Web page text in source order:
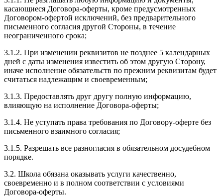
касающиеся Договора-оферты, кроме предусмотренных
Договором-офертой исключений, без предварительного
письменного согласия другой Стороны, в течение
неограниченного срока;
3.1.2. При изменении реквизитов не позднее 5 календарных
дней с даты изменения известить об этом другую Сторону,
иначе исполнение обязательств по прежним реквизитам будет
считаться надлежащим и своевременным;
3.1.3. Предоставлять друг другу полную информацию,
влияющую на исполнение Договора-оферты;
3.1.4. Не уступать права требования по Договору-оферте без
письменного взаимного согласия;
3.1.5. Разрешать все разногласия в обязательном досудебном
порядке.
3.2. Школа обязана оказывать услуги качественно,
своевременно и в полном соответствии с условиями
Договора-оферты.